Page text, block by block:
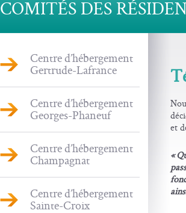
COMITÉS DES
Centre d’hébergement
Gertrude-Lafrance
Centre d’hébergement
Georges-Phaneuf
Centre d’hébergement
Champagnat
Centre d’hébergement
Sainte-Croix
et
«